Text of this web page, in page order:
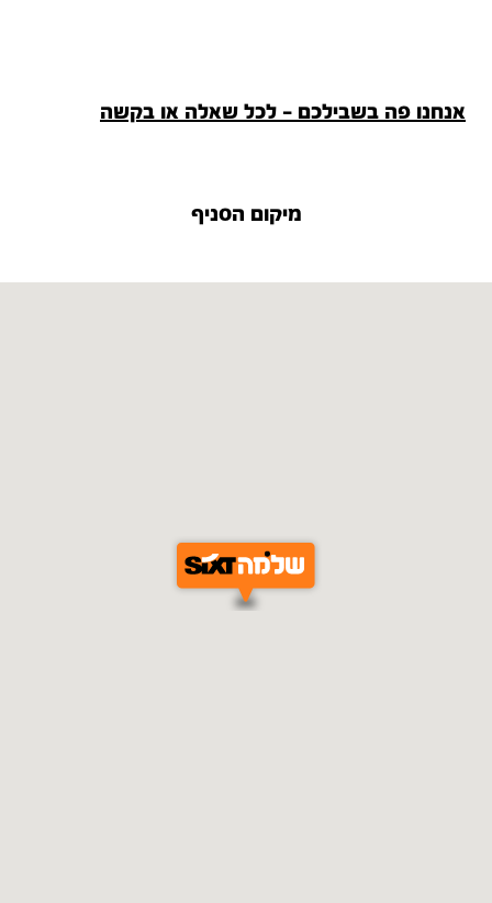
אנחנו פה בשבילכם - לכל שאלה או בקשה
מיקום הסניף